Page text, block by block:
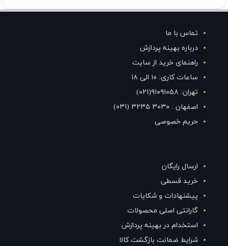
تماس با ما
درباره بهینه پردازش
راهنمای خرید از سایت
ساعات کاری: ۱۰ الی ۱۸
تهران: ۹۱۰۹۱۰۵۸(۰۲۱)
اصفهان : ۳۰۳۰ ۳۲۳۵ (۰۳۱)
حریم خصوصی
ارسال رایگان
خرید قسطی
پیشنهادات و شکایات
گارانتی اصلی محصولات
استخدام در بهینه پردازش
شرایط ضمانت بازگشت کالا